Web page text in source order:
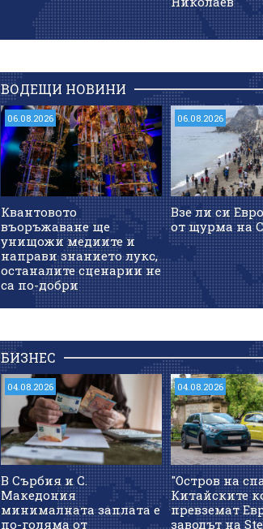
ВОДЕЩИ НОВИНИ
06.08.2026
Квантовото
въоръжаване ще
унищожи медиите и
направи знанието лукс,
останалите сценарии не
са по-добри
06.08.2026
Взе ли си
от щурма на
БИЗНЕС
04.08.2026
В Сърбия и С.
Македония
минималната заплата е
по-голяма от
04.08.2026
"Остров на
Китайските
превземат
заводът на